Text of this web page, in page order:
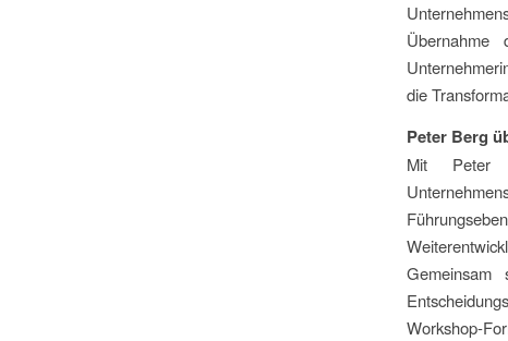
die
Peter Berg
Mit Peter
Gemeinsam
Workshop-